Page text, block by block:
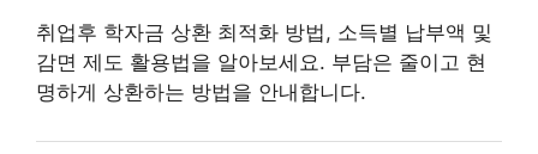
취업후 학자금 상환 최적화 방법, 소득별 납부액 및
감면 제도 활용법을 알아보세요. 부담은 줄이고 현
명하게 상환하는 방법을 안내합니다.